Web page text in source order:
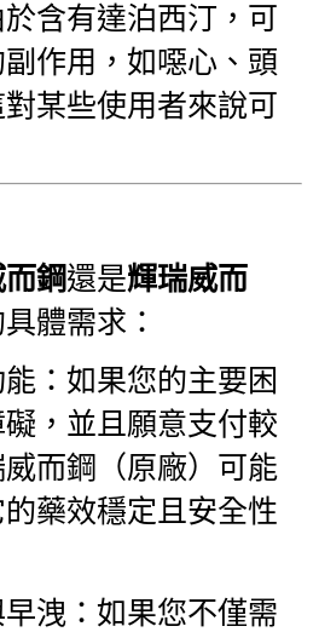
含有達泊西汀，可
作用，如噁心、頭
某些使用者來說可
鋼還是輝瑞威而
體需求：
：如果您的主要困
，並且願意支付較
而鋼（原廠）可能
藥效穩定且安全性
洩：如果您不僅需